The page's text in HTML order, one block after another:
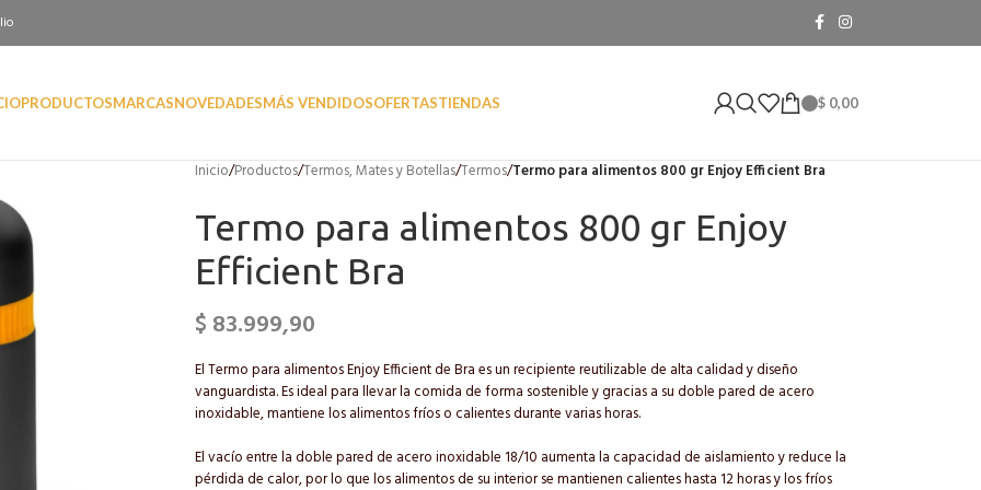
PRODUCTOSMARCASNOVEDADESMÁS VENDIDOSOFERTASTIENDAS $ 0,00
Inicio/Productos/Termos, Mates y Botellas/Termos/Termo para alimentos 800 gr Enjoy Efficient Bra
Termo para alimentos 800 gr Enjoy
Efficient Bra
$ 83.999,90
El Termo para alimentos Enjoy Efficient de Bra es un recipiente reutilizable de alta calidad y diseño
vanguardista. Es ideal para llevar la comida de forma sostenible y gracias a su doble pared de acero
inoxidable, mantiene los alimentos fríos o calientes durante varias horas.
El vacío entre la doble pared de acero inoxidable 18/10 aumenta la capacidad de aislamiento y reduce la
pérdida de calor, por lo que los alimentos de su interior se mantienen calientes hasta 12 horas y los fríos